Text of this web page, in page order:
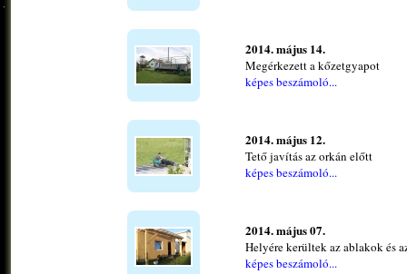
2014. május 14.
Megérkezett a kőzetgyapot
képes beszámoló...
2014. május 12.
Tető javítás az orkán előtt
képes beszámoló...
2014. május 07.
Helyére kerültek az ablakok és
képes beszámoló...